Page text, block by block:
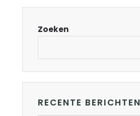
Zoeken
RECENTE BERICHTEN